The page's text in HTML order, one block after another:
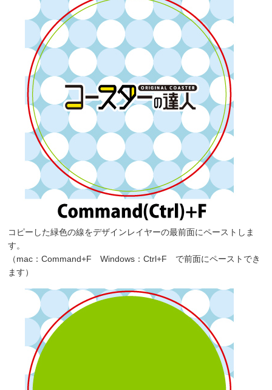
コピーした緑色の線をデザインレイヤーの最前面にペーストしま
す。
（mac：Command+F Windows：Ctrl+F で前面にペーストでき
ます）